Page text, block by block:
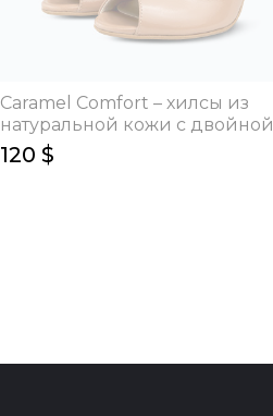
Caramel Comfort – хилсы из
натуральной кожи с двойной
фиксацией (9 см)
120 $